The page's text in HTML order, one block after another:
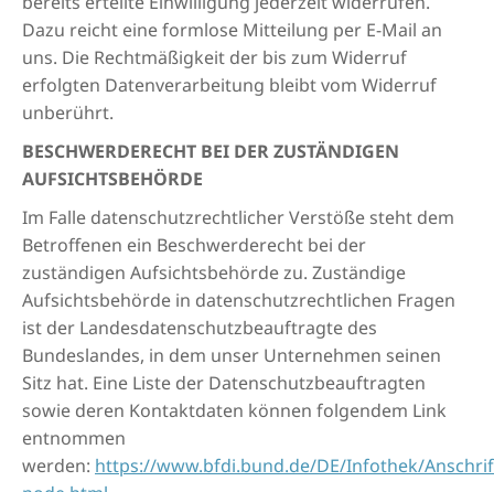
Dazu reicht eine formlose Mitteilung per E-Mail an
uns. Die Rechtmäßigkeit der bis zum Widerruf
erfolgten Datenverarbeitung bleibt vom Widerruf
unberührt.
BESCHWERDERECHT BEI DER ZUSTÄNDIGEN
AUFSICHTSBEHÖRDE
Im Falle datenschutzrechtlicher Verstöße steht dem
Betroffenen ein Beschwerderecht bei der
zuständigen Aufsichtsbehörde zu. Zuständige
Aufsichtsbehörde in datenschutzrechtlichen Fragen
ist der Landesdatenschutzbeauftragte des
Bundeslandes, in dem unser Unternehmen seinen
Sitz hat. Eine Liste der Datenschutzbeauftragten
sowie deren Kontaktdaten können folgendem Link
entnommen
werden: https://www.bfdi.bund.de/DE/Infothek/